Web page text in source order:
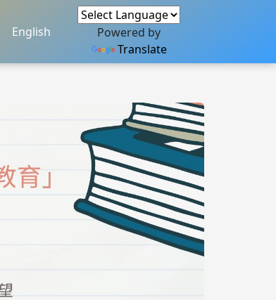
English
Powered by
Translate